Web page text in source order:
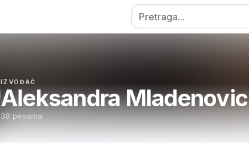
IZVOĐAČ
Aleksandra Mladenovic
38 pesama